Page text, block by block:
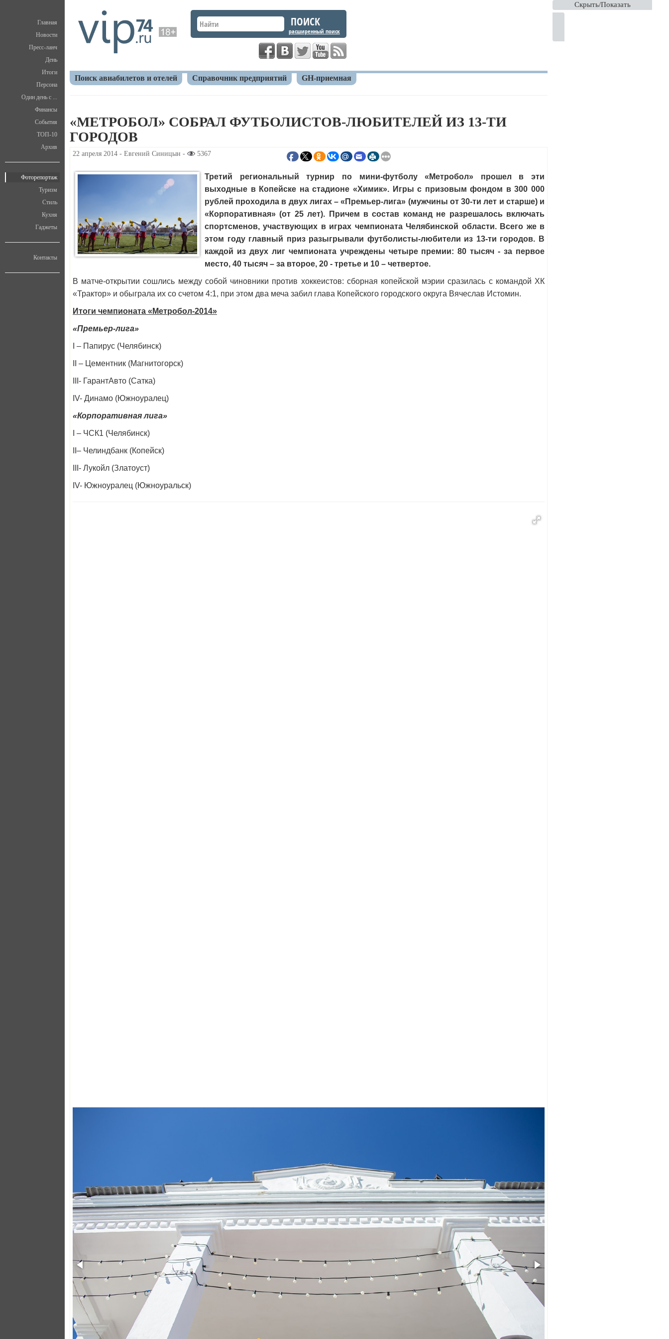
Скрыть/Показать
Главная
Новости
Пресс-ланч
День
Итоги
Персона
Один день с ...
Финансы
События
ТОП-10
Архив
Фоторепортаж
Туризм
Стиль
Кухня
Гаджеты
Контакты
расширенный поиск
Поиск авиабилетов и отелей Справочник предприятий GH-приемная
«МЕТРОБОЛ» СОБРАЛ ФУТБОЛИСТОВ-ЛЮБИТЕЛЕЙ ИЗ 13-ТИ
ГОРОДОВ
22 апреля 2014 - Евгений Синицын - 5367
Третий региональный турнир по мини-футболу «Метробол» прошел в эти
выходные в Копейске на стадионе «Химик». Игры с призовым фондом в 300 000
рублей проходила в двух лигах – «Премьер-лига» (мужчины от 30-ти лет и старше) и
«Корпоративная» (от 25 лет). Причем в состав команд не разрешалось включать
спортсменов, участвующих в играх чемпионата Челябинской области. Всего же в
этом году главный приз разыгрывали футболисты-любители из 13-ти городов. В
каждой из двух лиг чемпионата учреждены четыре премии: 80 тысяч - за первое
место, 40 тысяч – за второе, 20 - третье и 10 – четвертое.
В матче-открытии сошлись между собой чиновники против хоккеистов: сборная копейской мэрии сразилась с командой ХК
«Трактор» и обыграла их со счетом 4:1, при этом два меча забил глава Копейского городского округа Вячеслав Истомин.
Итоги чемпионата «Метробол-2014»
«Премьер-лига»
I – Папирус (Челябинск)
II – Цементник (Магнитогорск)
III- ГарантАвто (Сатка)
IV- Динамо (Южноуралец)
«Корпоративная лига»
I – ЧСК1 (Челябинск)
II– Челиндбанк (Копейск)
III- Лукойл (Златоуст)
IV- Южноуралец (Южноуральск)